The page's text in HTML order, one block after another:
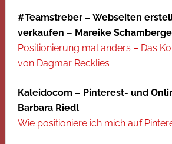
#Teamstreber – Webseiten
verkaufen – Mareike
Positionierung mal anders – Das
von Dagmar Recklies
Kaleidocom – Pinterest- und
Barbara Riedl
Wie positioniere ich mich auf